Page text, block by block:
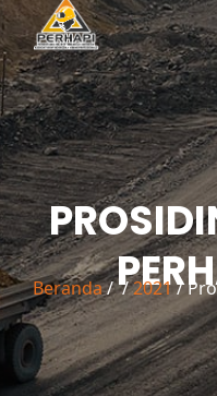
ke
konten
Beranda//2021/